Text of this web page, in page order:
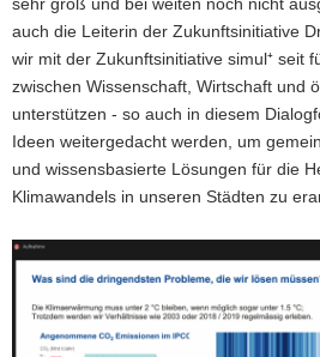
auch die Leiterin der Zukunftsinitiative
wir mit der Zukunftsinitiative simul⁺ seit
zwischen Wissenschaft, Wirtschaft und
unterstützen - so auch in diesem
Ideen weitergedacht werden, um
und wissensbasierte Lösungen für die
Klimawandels in unseren Städten zu